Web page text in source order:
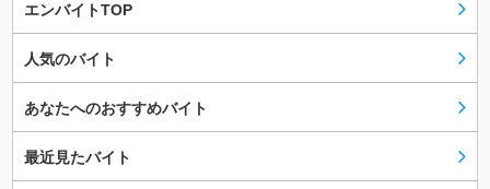
エンバイトTOP
人気のバイト
あなたへのおすすめバイト
最近見たバイト